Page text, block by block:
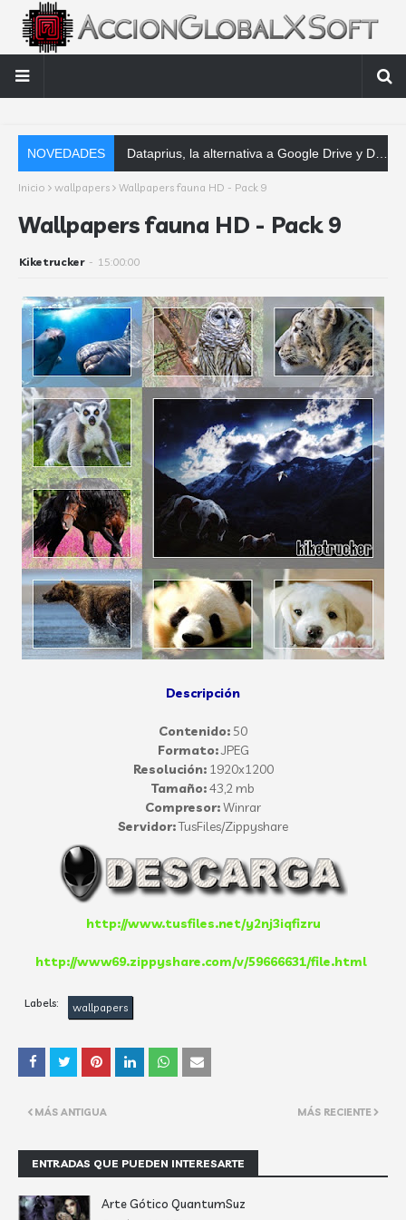
NOVEDADES Dataprius, la alternativa a Google Drive y Dropbox que las empresas deberían conocer
Inicio wallpapers Wallpapers fauna HD - Pack 9
Wallpapers fauna HD - Pack 9
Kiketrucker - 15:00:00
Descripción
Contenido: 50
Formato:JPEG
Resolución:1920x1200
Tamaño:43,2 mb
Compresor:Winrar
Servidor:TusFiles/Zippyshare
http://www.tusfiles.net/y2nj3iqfizru
http://www69.zippyshare.com/v/59666631/file.html
Labels: wallpapers
MÁS RECIENTE
MÁS ANTIGUA
ENTRADAS QUE PUEDEN INTERESARTE
Arte Gótico QuantumSuz